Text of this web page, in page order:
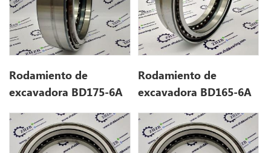
Rodamiento de
excavadora BD175-6A
Rodamiento de
excavadora BD165-6A